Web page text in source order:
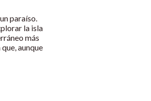
paraíso.
la isla
más
aunque